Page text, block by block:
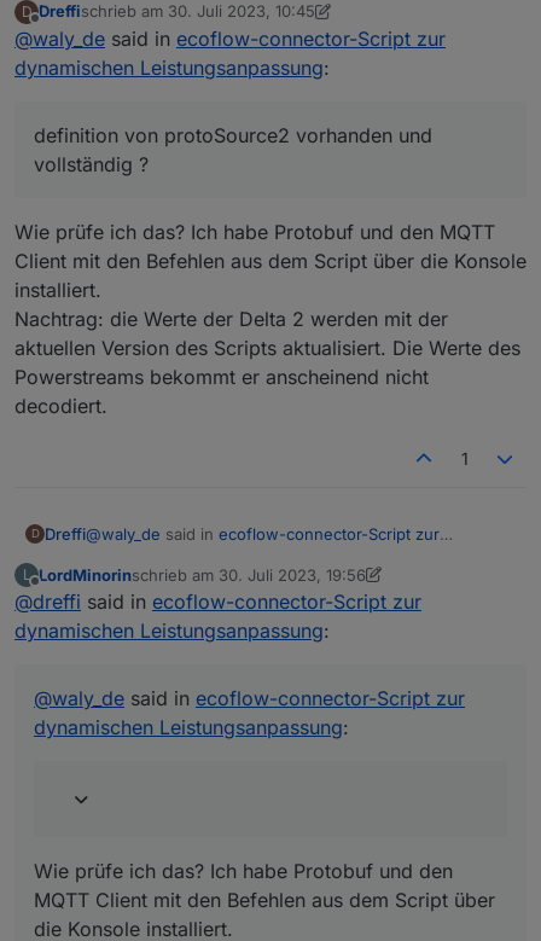
definition von protoSource2 vorhanden und
vollständig ?
sonst vielleicht noch mal ein stück log mit
eingeschaltetem debug ..
bin aber jetzt erst mal unterwegs und kann mich nicht
kümmern
D
Offline
Dreffischrieb am 30. Juli 2023, 10:45
zuletzt editiert von Dreffi
@waly_de said in ecoflow-connector-Script zur
dynamischen Leistungsanpassung:
definition von protoSource2 vorhanden und
vollständig ?
Wie prüfe ich das? Ich habe Protobuf und den MQTT
Client mit den Befehlen aus dem Script über die Konsole
installiert.
Nachtrag: die Werte der Delta 2 werden mit der
aktuellen Version des Scripts aktualisiert. Die Werte des
Powerstreams bekommt er anscheinend nicht
decodiert.
1
D Dreffi@waly_de said in ecoflow-connector-Script zur
definition von protoSource2 vorhanden und
vollständig ?
Wie prüfe ich das? Ich habe Protobuf und den MQTT
installiert.
Nachtrag: die Werte der Delta 2 werden mit der aktuellen
Version des Scripts aktualisiert. Die Werte des
L
Offline
LordMinorinschrieb am 30. Juli 2023, 19:56
zuletzt editiert von LordMinorin
@dreffi said in ecoflow-connector-Script zur
dynamischen Leistungsanpassung:
@waly_de said in ecoflow-connector-Script zur
dynamischen Leistungsanpassung:
Wie prüfe ich das? Ich habe Protobuf und den
MQTT Client mit den Befehlen aus dem Script über
die Konsole installiert.